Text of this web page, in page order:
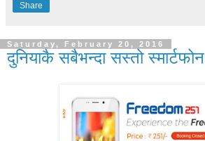
Share
Saturday, February 20, 2016
दुनियाकै सबैभन्दा सस्तो स्मार्टफोन